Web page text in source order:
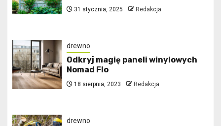
31 stycznia, 2025 Redakcja
drewno
Odkryj magię paneli winylowych
Nomad Flo
18 sierpnia, 2023 Redakcja
drewno